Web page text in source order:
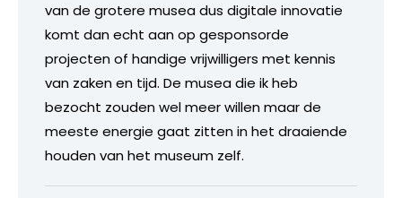
van de grotere musea dus digitale innovatie
komt dan echt aan op gesponsorde
projecten of handige vrijwilligers met kennis
van zaken en tijd. De musea die ik heb
bezocht zouden wel meer willen maar de
meeste energie gaat zitten in het draaiende
houden van het museum zelf.